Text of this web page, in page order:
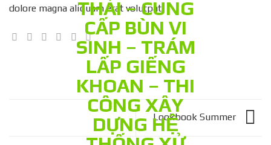
dolore magna aliquam erat volutpat.
Lookbook Summer